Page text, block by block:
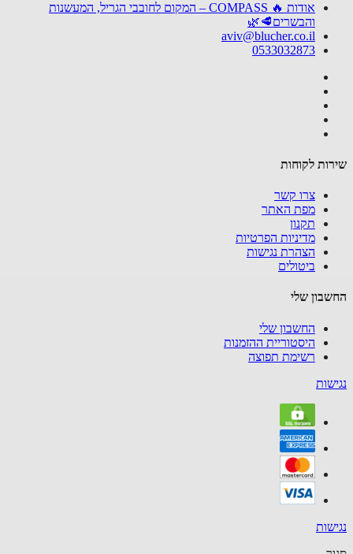
אודות 🔥 COMPASS – המקום לחובבי הגריל, המעשנות
והבשרים🥩🌿
aviv@blucher.co.il
0533032873
לקוחות
צרו קשר
מפת האתר
תקנון
מדיניות הפרטיות
הצהרת נגישות
ביטולים
שלי
החשבון שלי
היסטוריית ההזמנות
רשימת תפוצה